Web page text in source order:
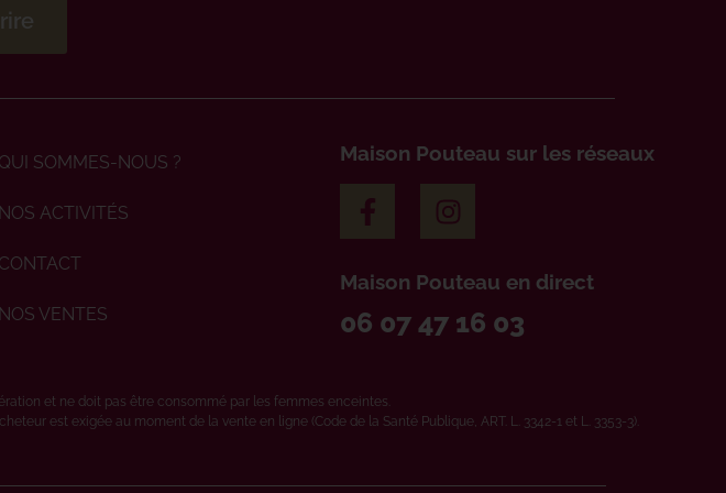
QUI SOMMES-NOUS ?
NOS ACTIVITÉS
CONTACT
NOS VENTES
Maison Pouteau sur les réseaux
Maison Pouteau en direct
06 07 47 16 03
et ne doit pas être consommé par les femmes enceintes.
est exigée au moment de la vente en ligne (Code de la Santé Publique, ART. L. 3342-1 et L. 3353-3).